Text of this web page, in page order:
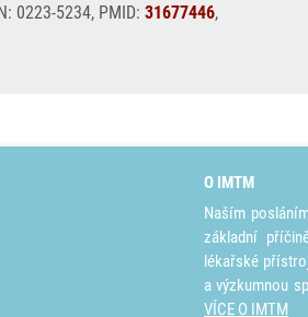
0223-5234, PMID: 31677446,
O IMTM
Naším
základní
lékařské
a výzkumnou
VÍCE O IMTM